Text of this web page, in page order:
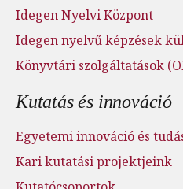
Idegen Nyelvi Központ
Idegen nyelvű képzések
Könyvtári szolgáltatások
Kutatás és innováció
Egyetemi innováció és
Kari kutatási projektjeink